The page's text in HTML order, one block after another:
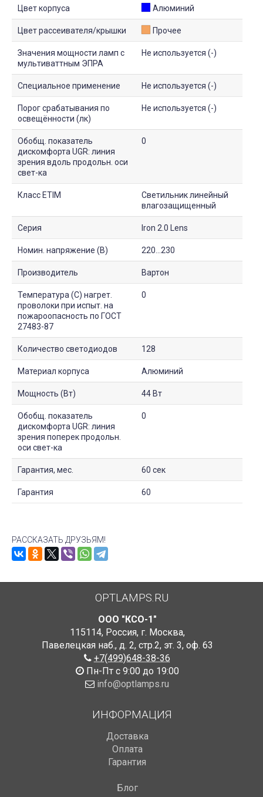
Цвет корпуса Алюминий
Цвет рассеивателя/крышки Прочее
Значения мощности ламп с
мультиваттным ЭПРА
Не используется (-)
Специальное применение Не используется (-)
Порог срабатывания по
освещённости (лк)
Не используется (-)
Обобщ. показатель
дискомфорта UGR: линия
зрения вдоль продольн. оси
свет-ка
0
Класс ETIM
Светильник линейный
влагозащищенный
Серия Iron 2.0 Lens
Номин. напряжение (В) 220...230
Производитель Вартон
Температура (С) нагрет.
проволоки при испыт. на
пожароопасность по ГОСТ
27483-87
0
Количество светодиодов 128
Материал корпуса Алюминий
Мощность (Вт) 44 Вт
Обобщ. показатель
дискомфорта UGR: линия
зрения поперек продольн.
оси свет-ка
0
Гарантия, мес. 60 сек
Гарантия 60
РАССКАЗАТЬ ДРУЗЬЯМ!
OPTLAMPS.RU
ООО "КСО-1"
115114, Россия, г. Москва,
Павелецкая наб., д. 2, стр.2, эт. 3, оф. 63
+7(499)648-38-36
Пн-Пт с 9:00 до 19:00
info@optlamps.ru
ИНФОРМАЦИЯ
Доставка
Оплата
Гарантия
Блог